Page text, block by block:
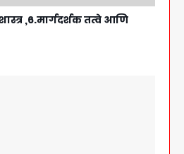
,6.मार्गदर्शक तत्वे आणि